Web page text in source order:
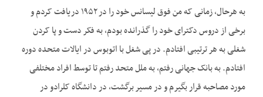
به هرحال، زمانی که من فوق‌ لیسانس خود را در ۱۹۵۲ دریافت کردم و
برخی از دروس دکترای خود را گذرانده بودم، به فکر دست و پا کردن
شغلی به هر ترتیبی افتادم. در پی شغل با اتوبوس در ایالات متحده دوره
افتادم. به بانک جهانی رفتم، به ملل متحد رفتم تا توسط افراد مختلفی
مورد مصاحبه قرار بگیرم و در مسیر برگشت، در دانشگاه کلرادو در